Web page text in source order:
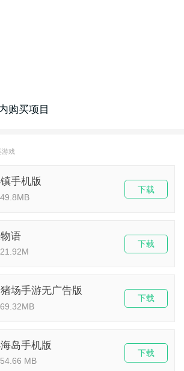
购买项目
游戏
手机版
下载
语
下载
场手游无广告版
下载
岛手机版
MB
下载